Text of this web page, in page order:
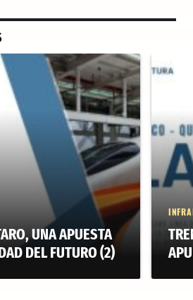
UNA APUESTA
DEL FUTURO (2)